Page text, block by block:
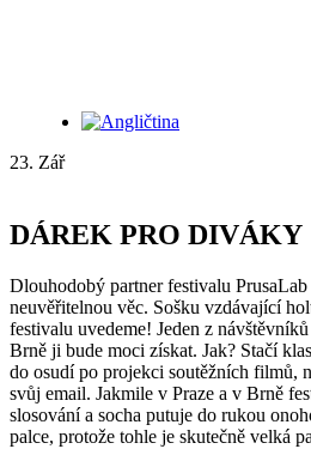
23. Zář
DÁREK PRO DIVÁKY
Dlouhodobý partner festivalu
neuvěřitelnou věc. Sošku vzdávající
festivalu uvedeme! Jeden z
Brně ji bude moci získat. Jak? Stačí
do osudí po projekci soutěžních filmů,
svůj email. Jakmile v Praze a v Brně
slosování a socha putuje do rukou
palce, protože tohle je skutečně velká